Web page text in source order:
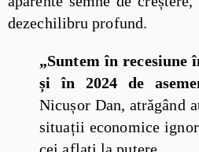
dezechilibru profund.
„Suntem în recesiune
și în 2024 de
Nicușor Dan, atrăgând
situații economice